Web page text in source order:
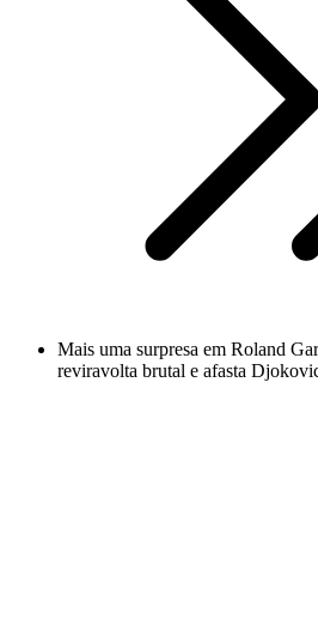
Mais uma surpresa em Roland
reviravolta brutal e afasta